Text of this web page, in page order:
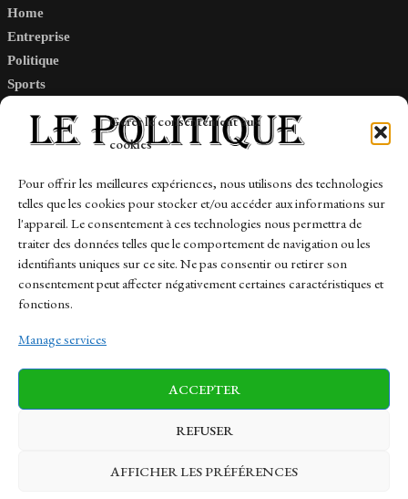
Gérer le consentement aux
cookies
Pour offrir les meilleures expériences, nous utilisons des technologies
telles que les cookies pour stocker et/ou accéder aux informations sur
l'appareil. Le consentement à ces technologies nous permettra de
traiter des données telles que le comportement de navigation ou les
identifiants uniques sur ce site. Ne pas consentir ou retirer son
consentement peut affecter négativement certaines caractéristiques et
fonctions.
Manage services
ACCEPTER
REFUSER
AFFICHER LES PRÉFÉRENCES
Home
Entreprise
Politique
Sports
Links
Contact
Sitemap
News Finance-Marches Politics
Business Tech Health Sports Travel
© 1997-2026 - lepolitique.net. All Rights Reserved.